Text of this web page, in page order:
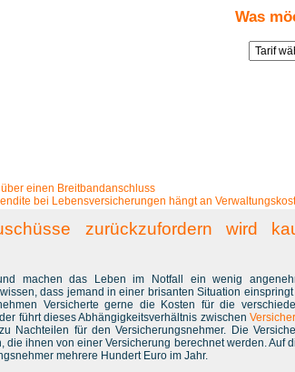
Was
einen Breitbandanschluss
bei Lebensversicherungen hängt an
zurückzufordern wird
machen das Leben im Notfall ein wenig
dass jemand in einer brisanten Situation einspringt
Versicherte gerne die Kosten für die
führt dieses Abhängigkeitsverhältnis zwischen
Nachteilen für den Versicherungsnehmer. Die
die ihnen von einer Versicherung berechnet werden. Auf
mehrere Hundert Euro im Jahr.